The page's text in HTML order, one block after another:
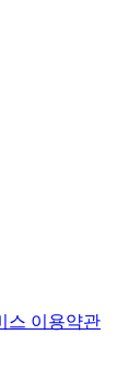
스 이용약관